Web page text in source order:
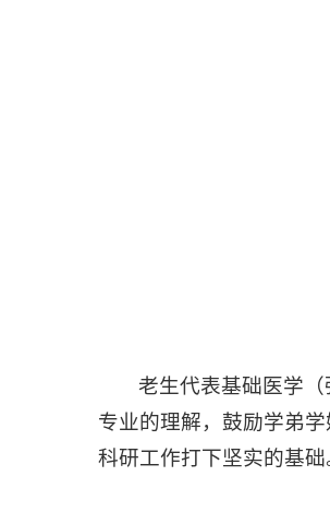
老生代表基础医学
专业的理解，鼓励学弟
科研工作打下坚实的基